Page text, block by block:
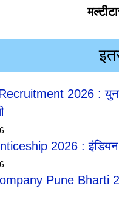
2026 :
2026 :
Pune Bharti